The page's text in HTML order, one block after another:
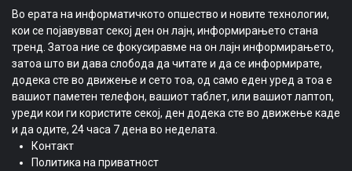
Во ерата на информатичкото опшество и новите технологии,
кои се појавувват секој ден он лајн, информирањето стана
тренд. Затоа ние се фокусиравме на он лајн информирањето,
затоа што ви дава слобода да читате и да се информирате,
додека сте во движење и сето тоа, од само еден уред а тоа е
вашиот паметен телефон, вашиот таблет, или вашиот лаптоп,
уреди кои ги користите секој, ден додека сте во движење каде
и да одите, 24 часа 7 дена во неделата.
Контакт
Политика на приватност